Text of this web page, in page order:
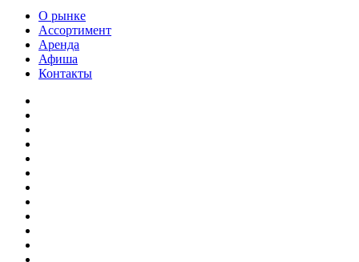
О рынке
Ассортимент
Аренда
Афиша
Контакты